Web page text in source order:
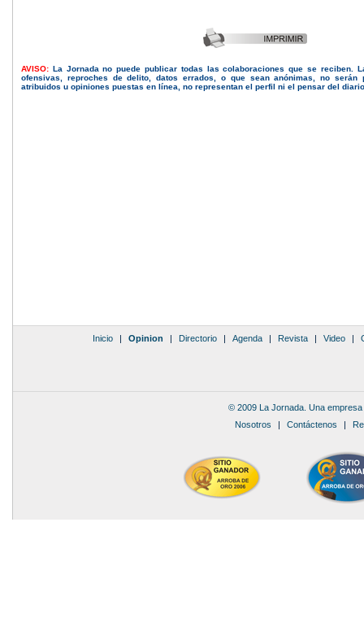
AVISO: La Jornada no puede publicar todas las colaboraciones que se reciben.
ofensivas, reproches de delito, datos errados, o que sean anónimas, no serán
atribuidos u opiniones puestas en línea, no representan el perfil ni el pensar del
Inicio | Opinion | Directorio | Agenda | Revista | Video |
© 2009 La Jornada. Una
Nosotros | Contáctenos |